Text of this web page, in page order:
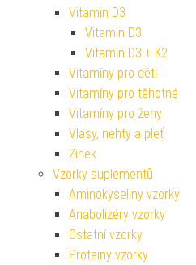
Vitamin D3
Vitamin D3
Vitamin D3 + K2
Vitamíny pro děti
Vitamíny pro těhotné
Vitamíny pro ženy
Vlasy, nehty a pleť
Zinek
Vzorky suplementů
Aminokyseliny vzorky
Anabolizéry vzorky
Ostatní vzorky
Proteiny vzorky